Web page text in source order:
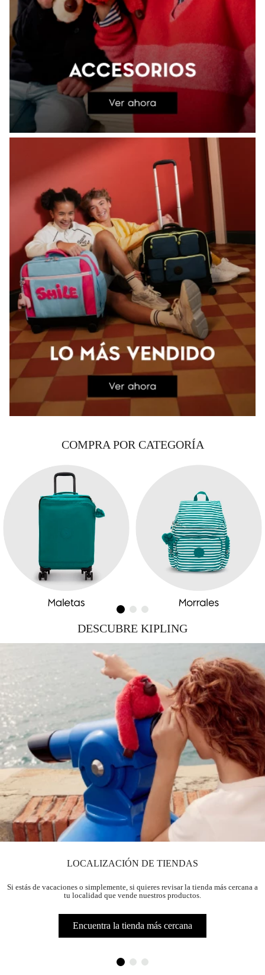
COMPRA POR CATEGORÍA
DESCUBRE KIPLING
LOCALIZACIÓN DE TIENDAS
Si estás de vacaciones o simplemente, si quieres revisar la tienda más cercana a
tu localidad que vende nuestros productos.
Encuentra la tienda más cercana